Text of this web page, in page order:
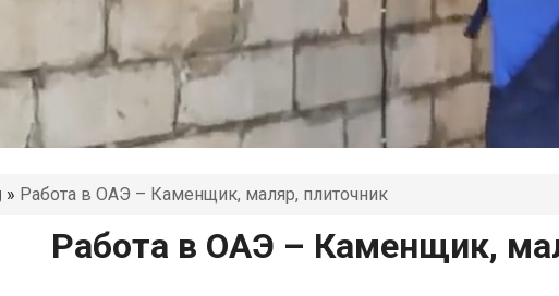
» Работа в ОАЭ – Каменщик, маляр, плиточник
Работа в ОАЭ – Каменщик,